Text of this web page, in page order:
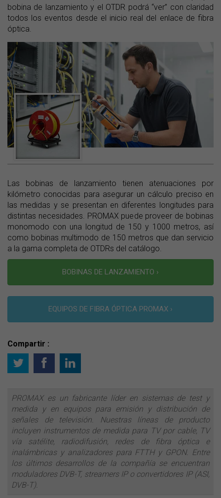
bobina de lanzamiento y el OTDR podrá “ver” con claridad
todos los eventos desde el inicio real del enlace de fibra
óptica.
Las bobinas de lanzamiento tienen atenuaciones por
kilómetro conocidas para asegurar un cálculo preciso en
las medidas y se presentan en diferentes longitudes para
distintas necesidades. PROMAX puede proveer de bobinas
monomodo con una longitud de 150 y 1000 metros, así
como bobinas multimodo de 150 metros que dan servicio
a la gama completa de OTDRs del catálogo.
BOBINAS DE LANZAMIENTO ›
EQUIPOS DE FIBRA ÓPTICA PROMAX ›
Compartir :
PROMAX es un fabricante líder en sistemas de test y
medida y en equipos para emisión y distribución de
señales de televisión. Nuestras líneas de producto
incluyen instrumentos de medida para TV por cable, TV
vía satélite, radiodifusión, redes de fibra óptica e
inalámbricas y analizadores para FTTH y GPON. Entre
los últimos desarrollos de la compañía se encuentran
moduladores DVB-T, streamers IP o convertidores IP (ASI,
DVB-T).